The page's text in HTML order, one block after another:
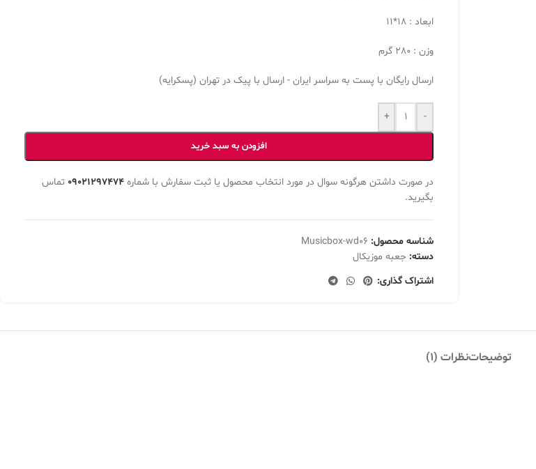
ابعاد : 18*11
وزن : 280 گرم
ارسال رایگان با پست به سراسر ایران - ارسال با پیک در تهران (پسکرایه)
-
+
افزودن به سبد خرید
در صورت داشتن هرگونه سوال در مورد انتخاب محصول یا ثبت سفارش با شماره 09021297474 تماس
بگیرید.
شناسه محصول: Musicbox-wd06
دسته: جعبه موزیکال
اشتراک گذاری:
توضیحاتنظرات (1)